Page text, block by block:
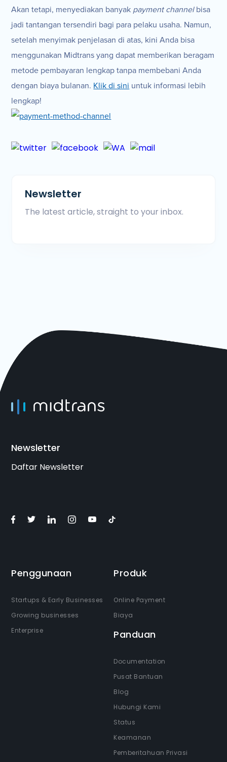
Akan tetapi, menyediakan banyak payment channel bisa
jadi tantangan tersendiri bagi para pelaku usaha. Namun,
setelah menyimak penjelasan di atas, kini Anda bisa
menggunakan Midtrans yang dapat memberikan beragam
metode pembayaran lengkap tanpa membebani Anda
dengan biaya bulanan. Klik di sini untuk informasi lebih
lengkap!
Newsletter
The latest article, straight to your inbox.
Newsletter
Daftar Newsletter
Penggunaan
Startups & Early Businesses
Growing businesses
Enterprise
Produk
Online Payment
Biaya
Panduan
Documentation
Pusat Bantuan
Blog
Hubungi Kami
Status
Keamanan
Pemberitahuan Privasi